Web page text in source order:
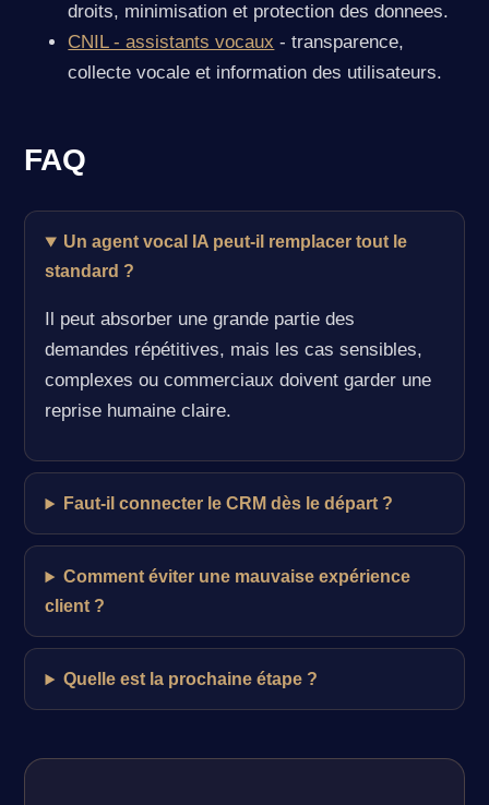
droits, minimisation et protection des donnees.
CNIL - assistants vocaux - transparence,
collecte vocale et information des utilisateurs.
FAQ
Un agent vocal IA peut-il remplacer tout le
standard ?
Il peut absorber une grande partie des
demandes répétitives, mais les cas sensibles,
complexes ou commerciaux doivent garder une
reprise humaine claire.
Faut-il connecter le CRM dès le départ ?
Comment éviter une mauvaise expérience
client ?
Quelle est la prochaine étape ?